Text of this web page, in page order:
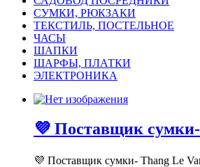
СУМКИ, РЮКЗАКИ
ТЕКСТИЛЬ, ПОСТЕЛЬНОЕ
ЧАСЫ
ШАПКИ
ШАРФЫ, ПЛАТКИ
ЭЛЕКТРОНИКА
💜 Поставщик
💜 Поставщик сумки- Thang Le